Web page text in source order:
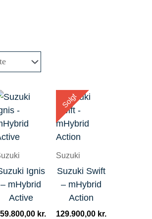
Ignis
– mHybrid
Active
kr.
Solgt
Suzuki
Suzuki Swift
– mHybrid
Action
129.900,00 kr.